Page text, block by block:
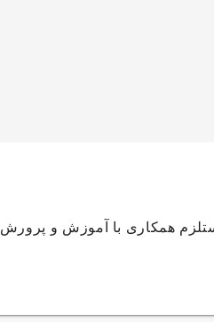
همکاری با آموزش و پرورش